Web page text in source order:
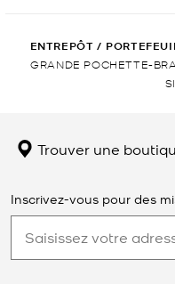
ENTREPÔT /
GRANDE POCHETTE-
Trouver une
Inscrivez-vous pour des